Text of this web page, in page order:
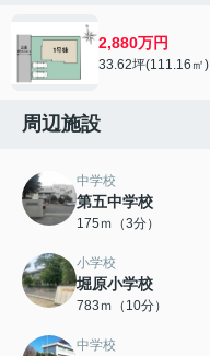
2,880万円
33.62坪(111.16㎡)
周辺施設
中学校
第五中学校
175ｍ（3分）
小学校
堀原小学校
783ｍ（10分）
中学校